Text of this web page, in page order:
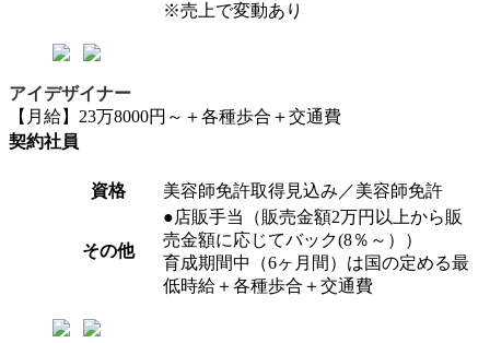
※売上で変動あり
アイデザイナー
【月給】23万8000円～＋各種歩合＋交通費
契約社員
資格 美容師免許取得見込み／美容師免許
その他
●店販手当（販売金額2万円以上から販
売金額に応じてバック(8％～））
育成期間中（6ヶ月間）は国の定める最
低時給＋各種歩合＋交通費